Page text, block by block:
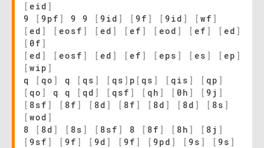
[ eid ]
9
[ 9pf ] 9 9 [ 9id ] [ 9f ] [ 9id ] [ wf ]
[ ed ] [ eosf ] [ ed ] [ ef ] [ eod ] [ ef ] [ ed ]
[ 0f ]
[ ed ] [ eosf ] [ ed ] [ ef ] [ eps ] [ es ] [ ep ]
[ wip ]
q
[ qo ] q [ qs ] [ qs ] p [ qs ] [ qis ] [ qp ]
[ qo ] q q [ qd ] [ qsf ] [ qh ] [ 0h ] [ 9j ]
[ 8sf ] [ 8f ] [ 8d ] [ 8f ] [ 8d ] [ 8d ] [ 8s ]
[ wod ]
8
[ 8d ] [ 8s ] [ 8sf ] 8 [ 8f ] [ 8h ] [ 8j ]
[ 9sf ] [ 9f ] [ 9d ] [ 9f ] [ 9pd ] [ 9s ] [ 9s ]